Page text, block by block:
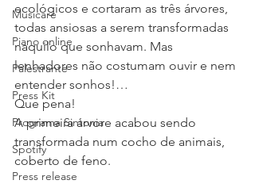
Musicare
Piano online
Palestrante
Press Kit
Programa Sintonia
Spotify
Press release
ecológicos e cortaram as três árvores,
todas ansiosas a serem transformadas
naquilo que sonhavam. Mas
lenhadores não costumam ouvir e nem
entender sonhos!…
Que pena!
A primeira árvore acabou sendo
transformada num cocho de animais,
coberto de feno.